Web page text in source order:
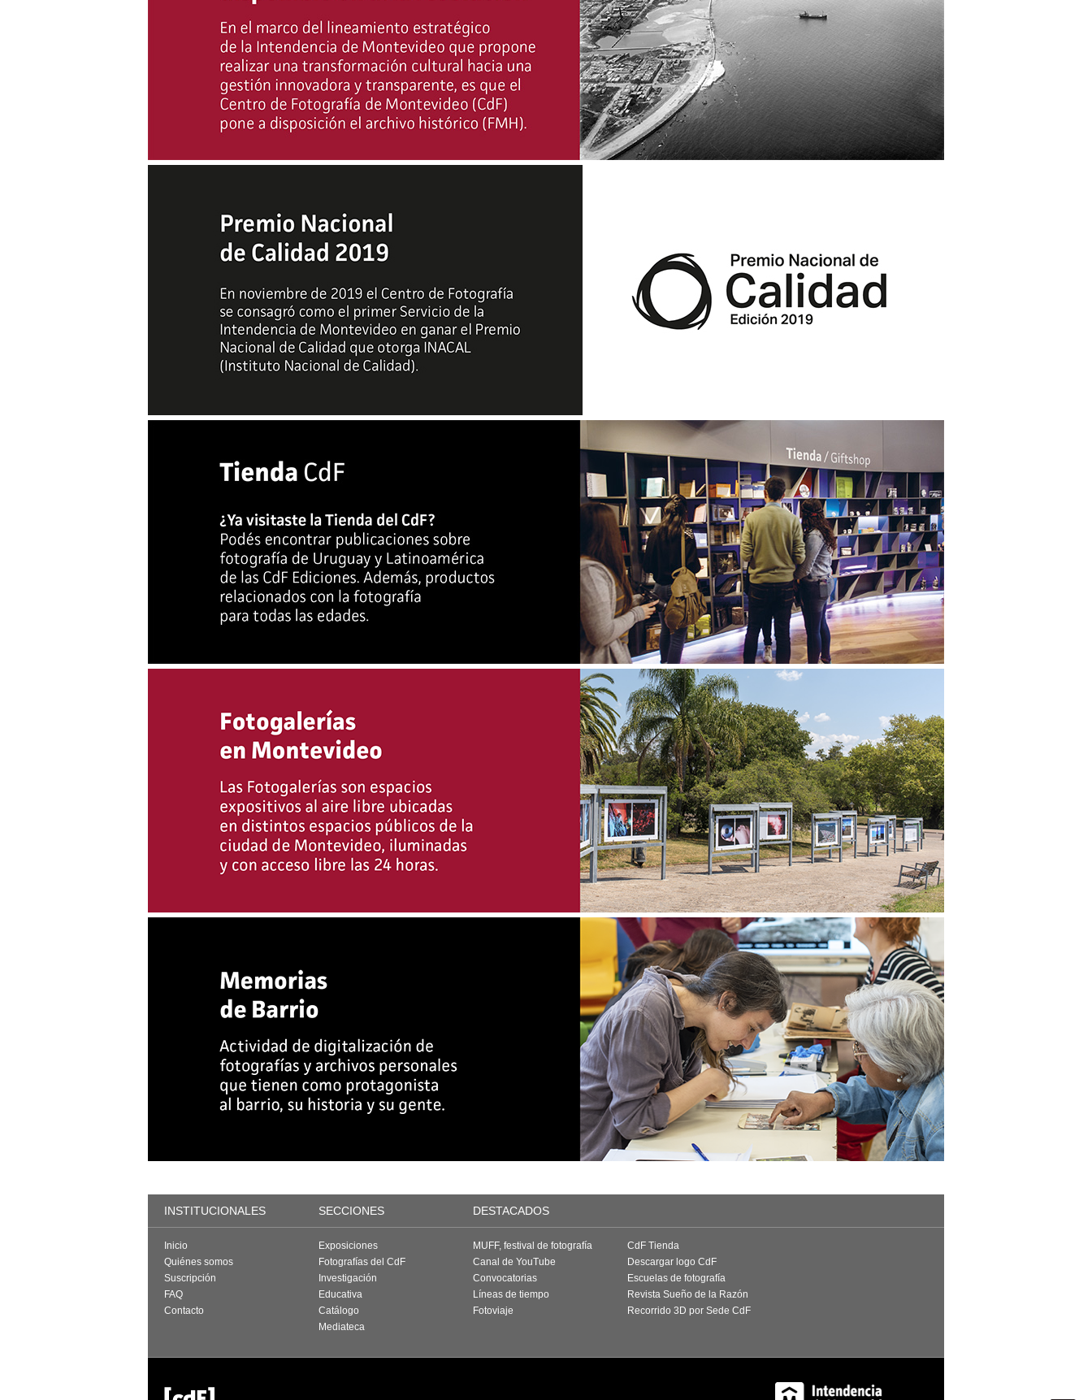
INSTITUCIONALES SECCIONES DESTACADOS
Inicio
Quiénes somos
Suscripción
FAQ
Contacto
Exposiciones
Fotografías del CdF
Investigación
Educativa
Catálogo
Mediateca
MUFF, festival de fotografía
Canal de YouTube
Convocatorias
Líneas de tiempo
Fotoviaje
CdF Tienda
Descargar logo CdF
Escuelas de fotografía
Revista Sueño de la Razón
Recorrido 3D por Sede CdF